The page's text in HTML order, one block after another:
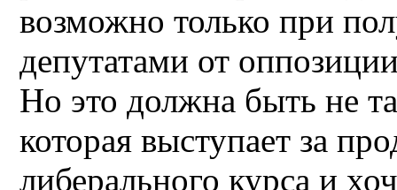
возможно только при
депутатами от
Но это должна быть не
которая выступает за
либерального курса и